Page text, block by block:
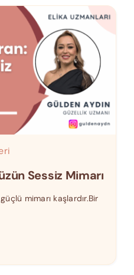
Sessiz Mimarı
mimarı kaşlardır.Bir